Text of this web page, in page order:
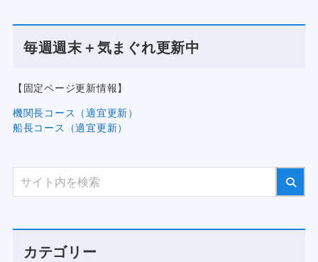
毎週週末＋気まぐれ更新中
【固定ページ更新情報】
機関長コース（適宜更新）
船長コース（適宜更新）
カテゴリー